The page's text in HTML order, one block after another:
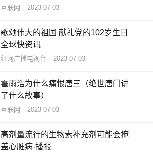
互联网 2023-07-03
歌颂伟大的祖国 献礼党的102岁生日
全球快资讯
红河广播电视台 2023-07-03
霍雨浩为什么痛恨唐三（绝世唐门讲
了什么故事）
互联网 2023-07-03
高剂量流行的生物素补充剂可能会掩
盖心脏病-播报